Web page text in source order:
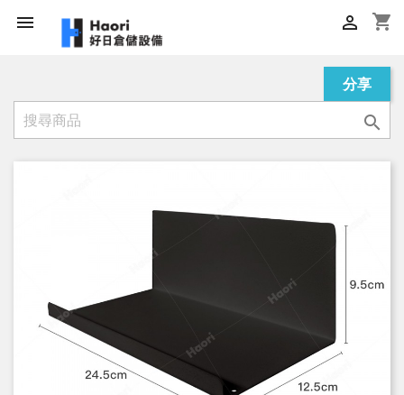
 shopping_cart

分享
